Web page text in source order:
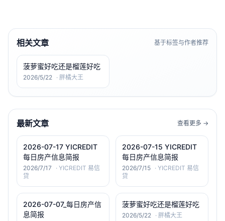
相关文章 基于标签与作者推荐
菠萝蜜好吃还是榴莲好吃
2026/5/22 · 胖橘大王
最新文章 查看更多 →
2026-07-17 YICREDIT
每日房产信息简报
2026/7/17 · YICREDIT 易信
贷
2026-07-15 YICREDIT
每日房产信息简报
2026/7/15 · YICREDIT 易信
贷
2026-07-07_每日房产信
息简报
菠萝蜜好吃还是榴莲好吃
2026/5/22 · 胖橘大王